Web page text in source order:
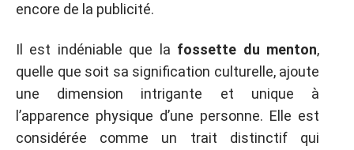
encore de la publicité.
Il est indéniable que la fossette du menton,
quelle que soit sa signification culturelle, ajoute
une dimension intrigante et unique à
l’apparence physique d’une personne. Elle est
considérée comme un trait distinctif qui